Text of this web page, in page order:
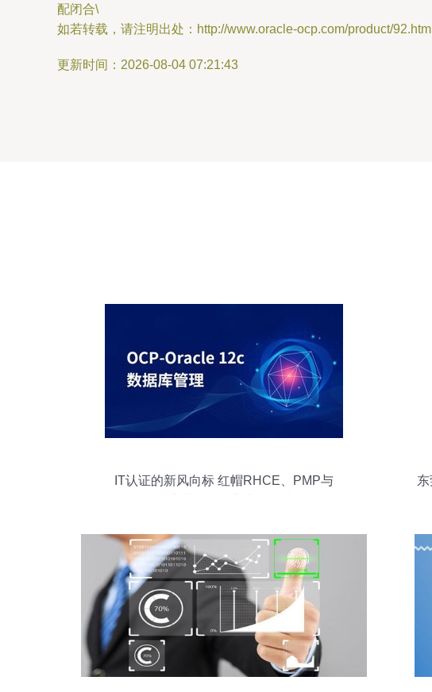
配闭合\
如若转载，请注明出处：http://www.oracle-ocp.com/product/92.html
更新时间：2026-08-04 07:21:43
IT认证的新风向标 红帽RHCE、PMP与